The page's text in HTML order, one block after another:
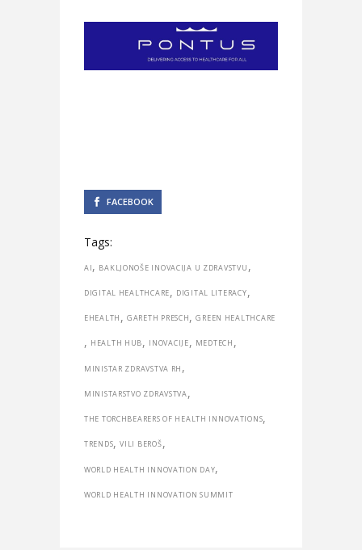
FACEBOOK
Tags:
AI, BAKLJONOŠE INOVACIJA U ZDRAVSTVU ,
DIGITAL HEALTHCARE, DIGITAL LITERACY,
EHEALTH ,GARETH PRESCH,GREEN HEALTHCARE
, HEALTH HUB, INOVACIJE, MEDTECH ,
MINISTAR ZDRAVSTVA RH ,
MINISTARSTVO ZDRAVSTVA,
THE TORCHBEARERS OF HEALTH INNOVATIONS,
TRENDS,VILI BEROŠ,
WORLD HEALTH INNOVATION DAY,
WORLD HEALTH INNOVATION SUMMIT